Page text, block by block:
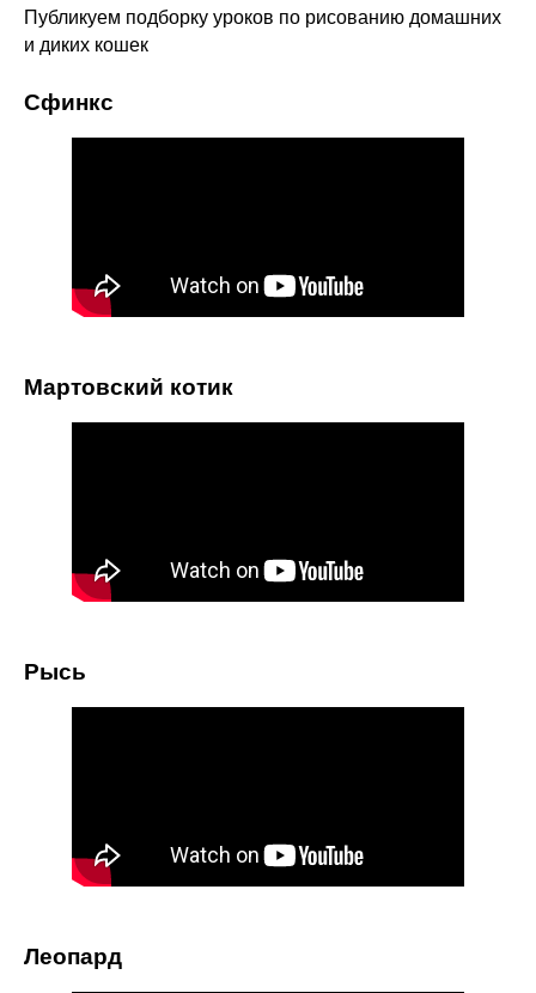
Публикуем подборку уроков по рисованию домашних
и диких кошек
Сфинкс
Мартовский котик
Рысь
Леопард